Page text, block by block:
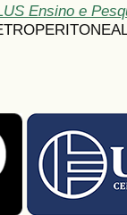
Ensino e